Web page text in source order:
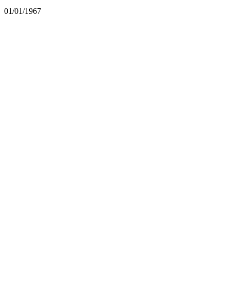
01/01/1967